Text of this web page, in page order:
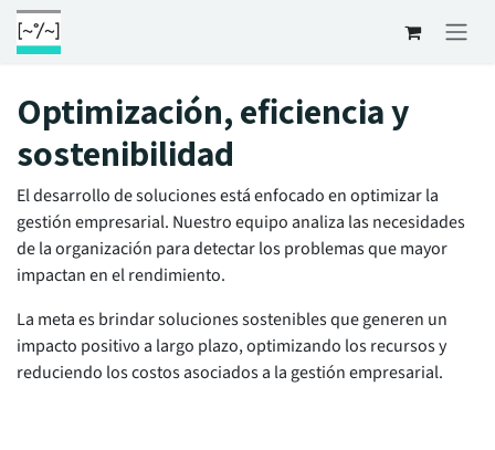
Ir al contenido
Optimización, eficiencia y
sostenibilidad
El desarrollo de soluciones está enfocado en optimizar la
gestión empresarial. Nuestro equipo analiza las necesidades
de la organización para detectar los problemas que mayor
impactan en el rendimiento.
La meta es brindar soluciones sostenibles que generen un
impacto positivo a largo plazo, optimizando los recursos y
reduciendo los costos asociados a la gestión empresarial.